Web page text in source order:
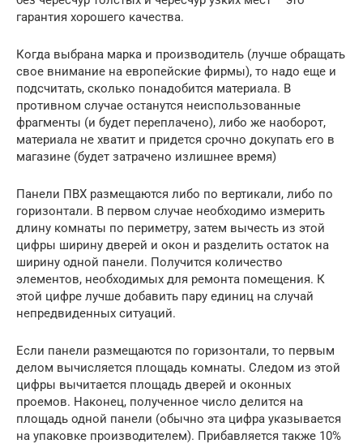
гарантия хорошего качества.
Когда выбрана марка и производитель (лучше обращать
свое внимание на европейские фирмы), то надо еще и
подсчитать, сколько понадобится материала. В
противном случае останутся неиспользованные
фрагменты (и будет переплачено), либо же наоборот,
материала не хватит и придется срочно докупать его в
магазине (будет затрачено излишнее время)
Панели ПВХ размещаются либо по вертикали, либо по
горизонтали. В первом случае необходимо измерить
длину комнаты по периметру, затем вычесть из этой
цифры ширину дверей и окон и разделить остаток на
ширину одной панели. Получится количество
элементов, необходимых для ремонта помещения. К
этой цифре лучше добавить пару единиц на случай
непредвиденных ситуаций.
Если панели размещаются по горизонтали, то первым
делом вычисляется площадь комнаты. Следом из этой
цифры вычитается площадь дверей и оконных
проемов. Наконец, полученное число делится на
площадь одной панели (обычно эта цифра указывается
на упаковке производителем). Прибавляется также 10%